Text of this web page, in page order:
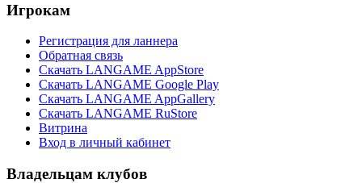
Игрокам
Регистрация для ланнера
Обратная связь
Скачать LANGAME AppStore
Скачать LANGAME Google Play
Скачать LANGAME AppGallery
Скачать LANGAME RuStore
Витрина
Вход в личный кабинет
Владельцам клубов